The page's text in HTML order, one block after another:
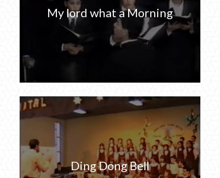
My lord what a Morning
Ding Dong Bell